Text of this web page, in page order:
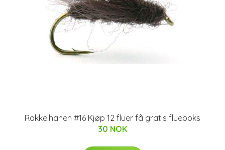
Rakkelhanen #16 Kjøp 12 fluer få gratis flueboks
30 NOK